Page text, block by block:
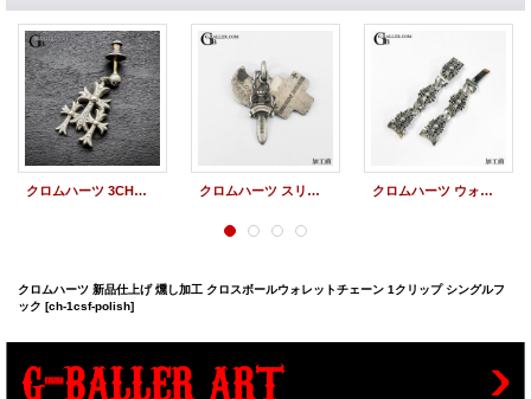
クロムハーツ 3CHクロス ダイヤモンド ピアス 新品仕上げ 燻し加工 クロムハーツ スリートリンケッツ ペンダント 新品仕上げ 燻し加工 クロムハーツ ウォッチブレス フローラルクロス 新品仕上げ 燻し加工
クロムハーツ 新品仕上げ 燻し加工 クロスボールウォレットチェーン 1クリップ シングルフ
ック [ch-1csf-polish]